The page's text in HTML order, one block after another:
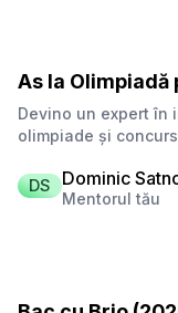
As la Olimpiadă
Devino un expert în
olimpiade și
DS Dominic
Mentorul tău